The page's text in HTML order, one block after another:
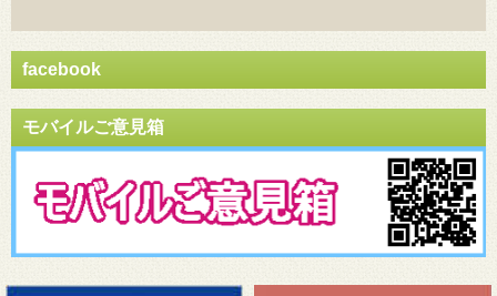
facebook
モバイルご意見箱